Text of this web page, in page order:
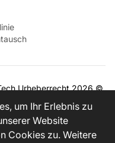
um Ihr Erlebnis zu
Website
Cookies zu. Weitere
Urheberrecht 2026©